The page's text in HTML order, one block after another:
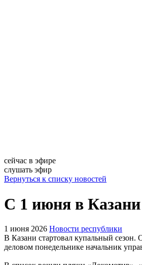
сейчас в эфире
слушать эфир
Вернуться к списку новостей
С 1 июня в
1 июня 2026 Новости республики
В Казани стартовал купальный
деловом понедельнике начальник